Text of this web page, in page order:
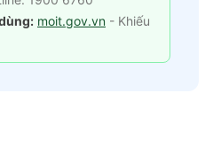
moit.gov.vn - Khiếu